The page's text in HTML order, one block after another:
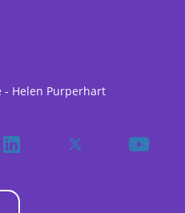
- Helen Purperhart